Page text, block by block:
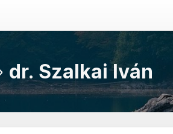
dr. Szalkai Iván